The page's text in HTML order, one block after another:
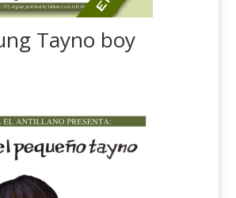
Tayno boy